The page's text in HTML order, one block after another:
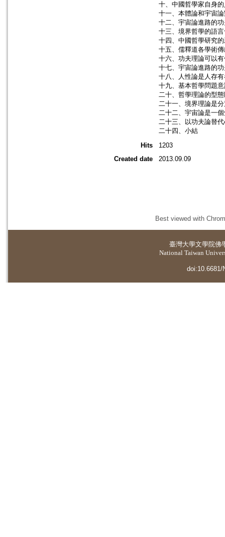
十、中國哲學家自身
十一、本體論和宇宙
十二、宇宙論進路的
十三、境界哲學的語
十四、中國哲學研究
十五、儒釋道各學術
十六、功夫理論可以
十七、宇宙論進路的
十八、人性論是人存
十九、基本哲學問題
二十、哲學理論的型
二十一、境界理論是
二十二、宇宙論是一
二十三、以功夫論替
二十四、小結
Hits
1203
Created date
2013.09.09
Best viewed with
臺灣大學文學院佛
National Taiwan
doi:10.6681/